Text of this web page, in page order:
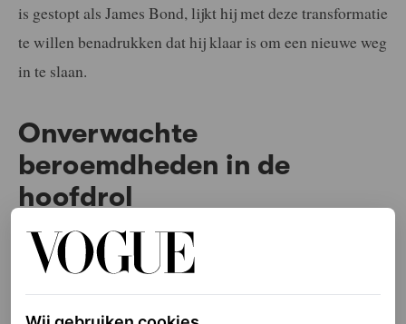
is gestopt als James Bond, lijkt hij met deze transformatie
te willen benadrukken dat hij klaar is om een nieuwe weg
in te slaan.
Onverwachte
beroemdheden in de
hoofdrol
Het is niet de eerste keer dat Loewe ons verrast met een
onverwachte beroemdheid in een van hun campagnes.
Het merk denkt vaakout of the box, vooral als het om